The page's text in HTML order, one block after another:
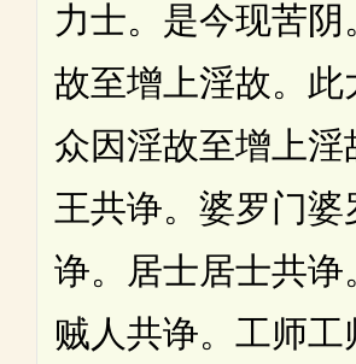
力士。是今现苦阴
故至增上淫故。此
众因淫故至增上淫
王共诤。婆罗门婆
诤。居士居士共诤
贼人共诤。工师工